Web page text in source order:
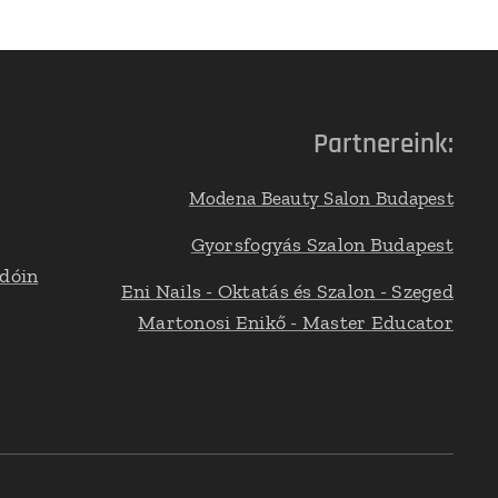
Partnereink:
Modena Beauty Salon Budapest
Gyorsfogyás Szalon Budapest
Eni Nails - Oktatás és Szalon - Szeged
Martonosi Enikő - Master Educator